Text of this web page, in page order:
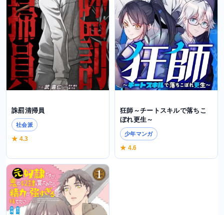
誅罰清掃員
社会派
★ 4.3
狂師～チートスキルで落ちこ
ぼれ更生～
少年マンガ
★ 4.6